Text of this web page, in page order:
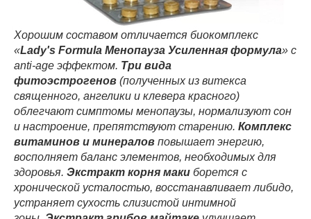
Хорошим составом отличается биокомплекс
«Lady's Formula Менопауза Усиленная формула» с
anti-age эффектом. Три вида
фитоэстрогенов (полученных из витекса
священного, ангелики и клевера красного)
облегчают симптомы менопаузы, нормализуют сон
и настроение, препятствуют старению. Комплекс
витаминов и минералов повышает энергию,
восполняет баланс элементов, необходимых для
здоровья. Экстракт корня маки борется с
хронической усталостью, восстанавливает либидо,
устраняет сухость слизистой интимной